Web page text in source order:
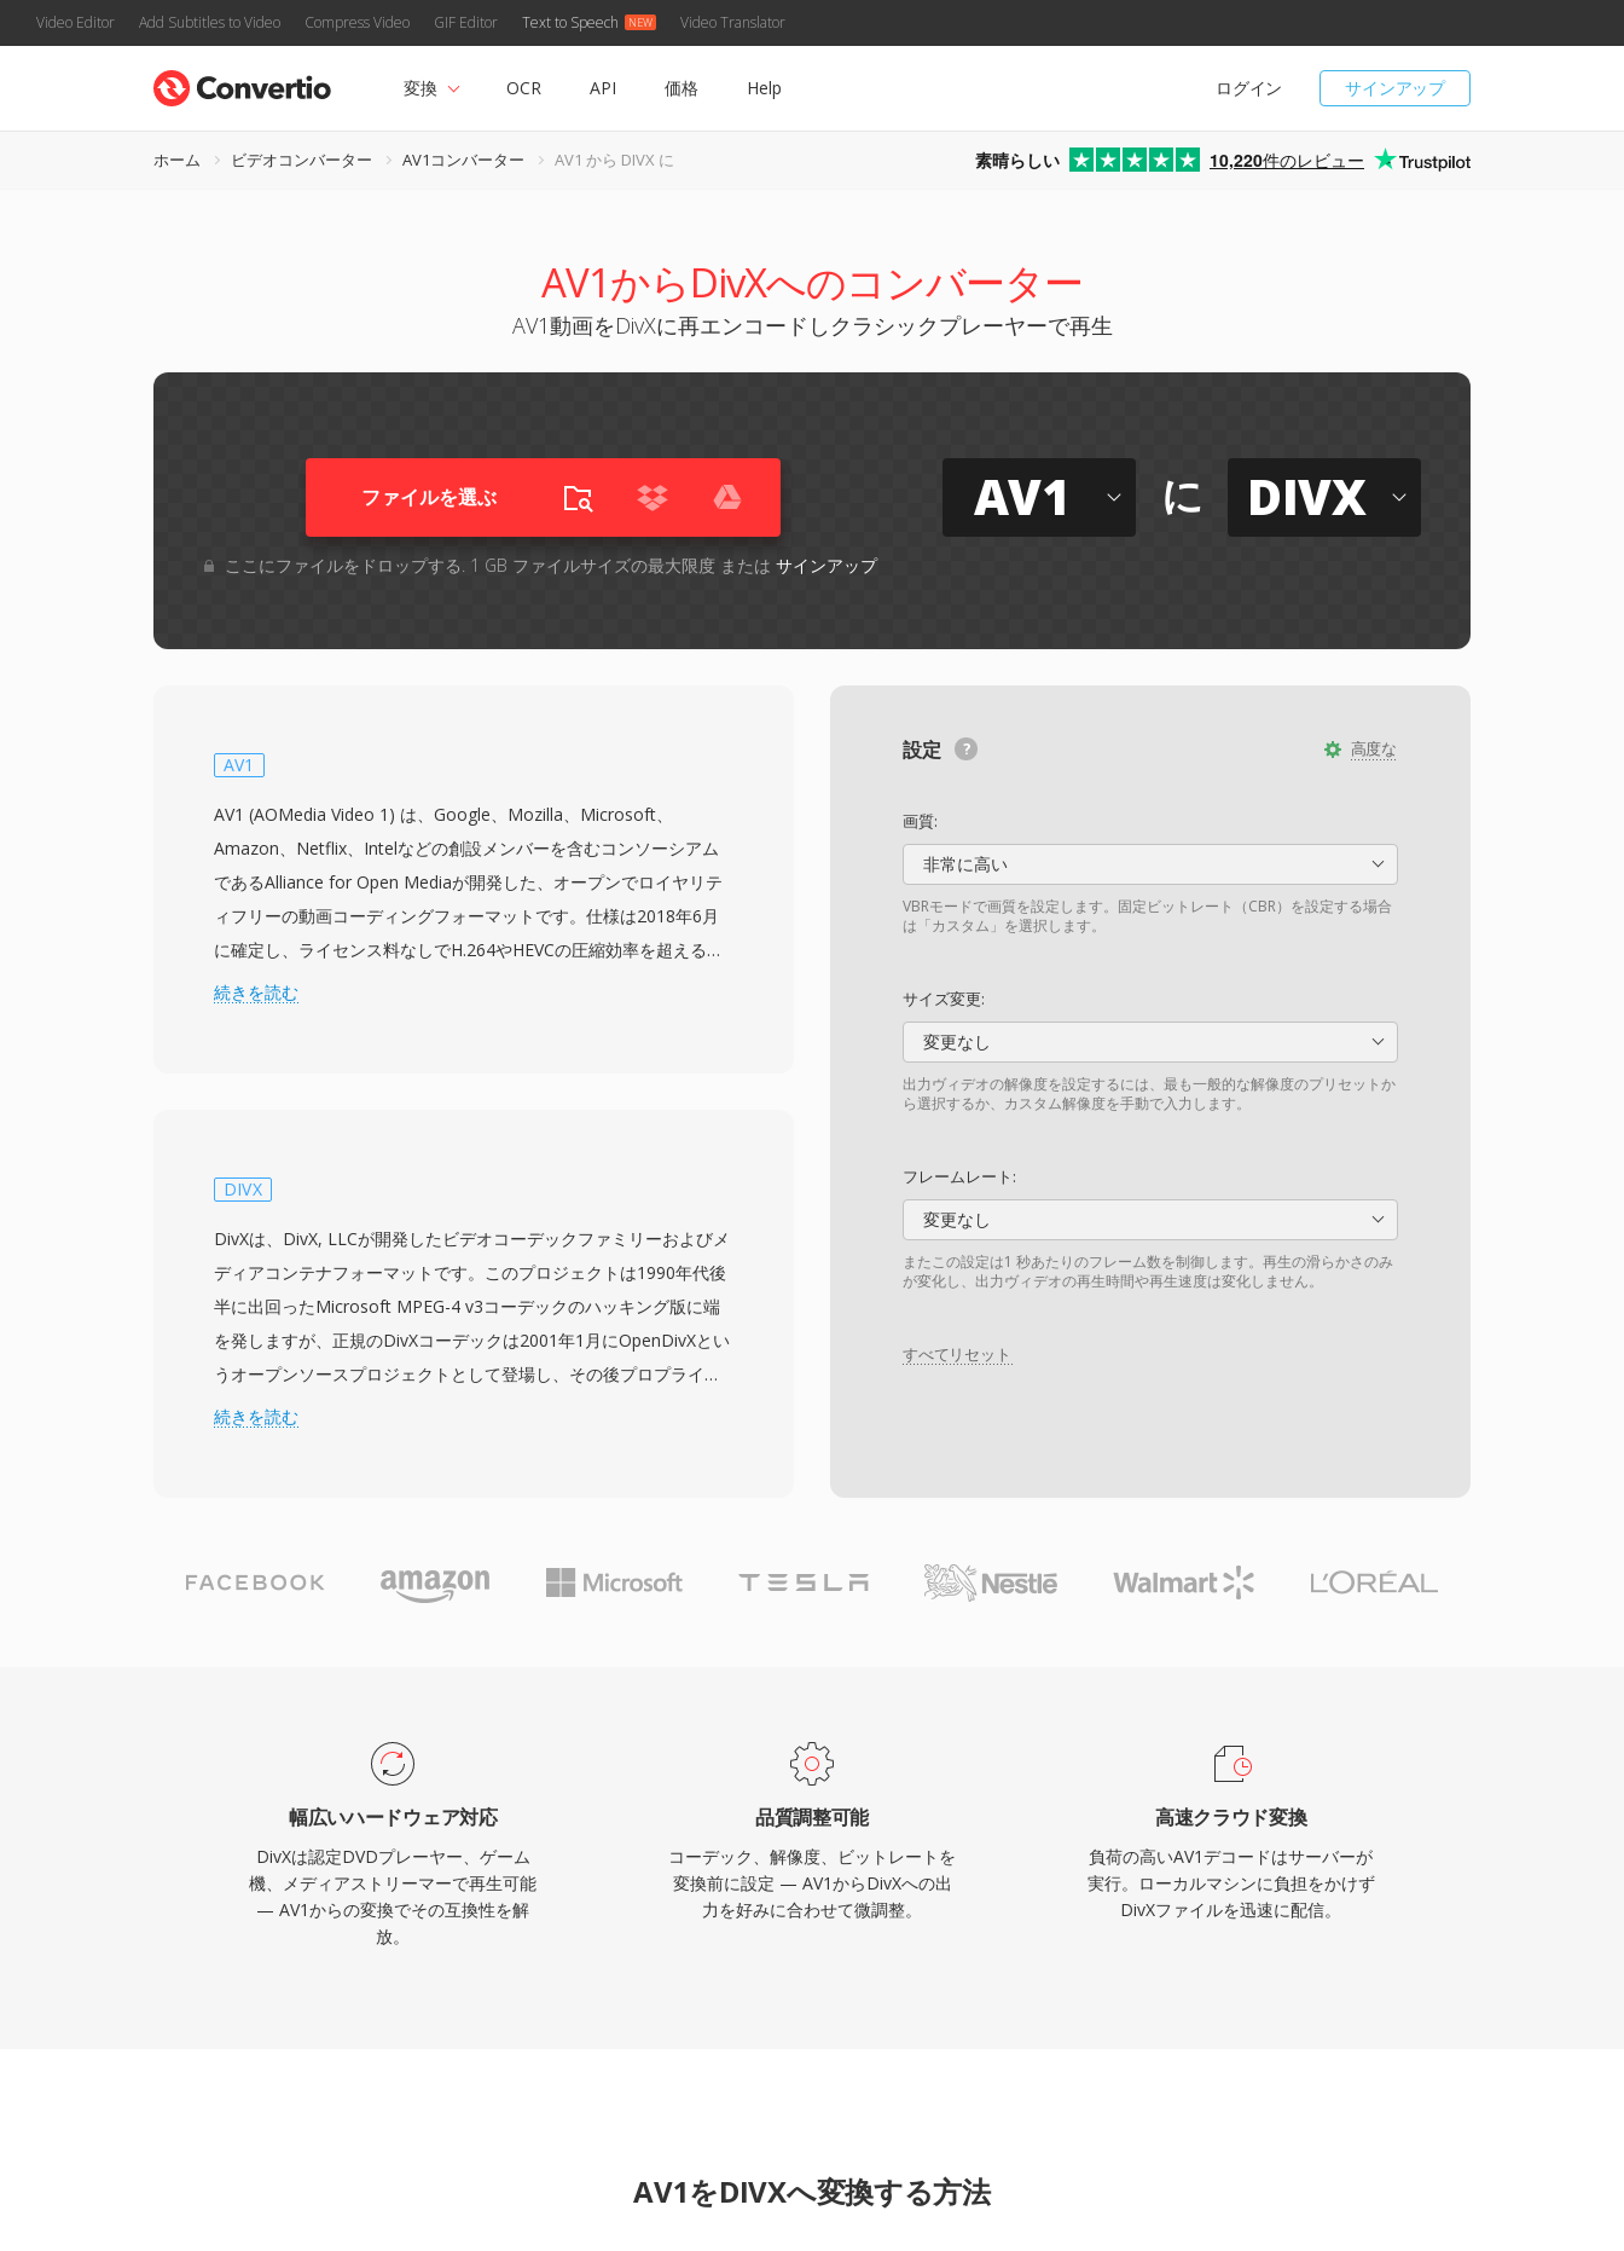
Video Editor Add Subtitles to Video Compress Video GIF Editor Text to Speech Video Translator
サインアップ
ログイン
変換 OCR API 価格 Help
ホーム ビデオコンバーター AV1コンバーター AV1 から DIVX に 素晴らしい 10,220件のレビュー
AV1からDivXへのコンバーター
AV1動画をDivXに再エンコードしクラシックプレーヤーで再生
ファイルを選ぶ
ここにファイルをドロップする. 1 GB ファイルサイズの最大限度 または サインアップ
AV1 に DIVX
高度な
設定
画質:
非常に高い
VBRモードで画質を設定します。固定ビットレート（CBR）を設定する場合
は「カスタム」を選択します。
サイズ変更:
変更なし
出力ヴィデオの解像度を設定するには、最も一般的な解像度のプリセットか
ら選択するか、カスタム解像度を手動で入力します。
フレームレート:
変更なし
またこの設定は1 秒あたりのフレーム数を制御します。再生の滑らかさのみ
が変化し、出力ヴィデオの再生時間や再生速度は変化しません。
すべてリセット
AV1
AV1 (AOMedia Video 1) は、Google、Mozilla、Microsoft、
Amazon、Netflix、Intelなどの創設メンバーを含むコンソーシアム
であるAlliance for Open Mediaが開発した、オープンでロイヤリテ
ィフリーの動画コーディングフォーマットです。仕様は2018年6月
に確定し、ライセンス料なしでH.264やHEVCの圧縮効率を超える次
世代ビデオコーデックを提供することを目標としています。AV1は
モードなど、幅広い機能をサポートしています。モバイルプロセッ
速に拡大し、エンコード時の計算負荷に対する初期の懸念に対処し
ています。AV1は、4KおよびHDRコンテンツの配信において主要な
ストリーミングサービスに広く採用されており、Webベースの再生
向けにWebMコンテナの映像コンポーネントとしても使用されてい
ます。ロイヤリティフリーという地位により、AV1はオープンWeb
標準とアクセシブルなメディア配信において特に重要です。
続きを読む
DIVX
DivXは、DivX, LLCが開発したビデオコーデックファミリーおよびメ
ディアコンテナフォーマットです。このプロジェクトは1990年代後
半に出回ったMicrosoft MPEG-4 v3コーデックのハッキング版に端
を発しますが、正規のDivXコーデックは2001年1月にOpenDivXとい
うオープンソースプロジェクトとして登場し、その後プロプライエ
タリの商用製品へと移行しました。コーデックはMPEG-4 Part 2
幅やストレージが希少なリソースであった初期のインターネット時
代を象徴するフォーマットとなりました。DivXメディアフォーマッ
マーエレクトロニクスの一般的なラベルとなり、何千ものDVDプレ
ーヤーやその他のデバイスがDivXのネイティブ再生をサポートしま
した。また、このコーデックは、動きの多い複雑なシーンにはより
多くのデータを割り当て、静的なシーンにはより少ないデータを割
り当てる品質ベースの可変ビットレートエンコーディングを先駆け
て導入し、動画全体を通じて一貫した画質を実現しました。
続きを読む
幅広いハードウェア対応
DivXは認定DVDプレーヤー、ゲーム
機、メディアストリーマーで再生可能
— AV1からの変換でその互換性を解
放。
品質調整可能
コーデック、解像度、ビットレートを
変換前に設定 — AV1からDivXへの出
力を好みに合わせて微調整。
高速クラウド変換
負荷の高いAV1デコードはサーバーが
実行。ローカルマシンに負担をかけず
DivXファイルを迅速に配信。
AV1をDIVXへ変換する方法